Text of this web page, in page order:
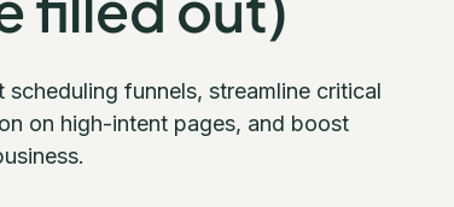
funnels, streamline critical
on high-intent pages, and boost